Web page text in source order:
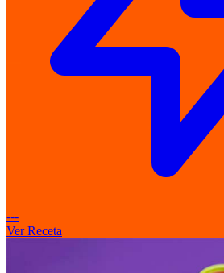
---
Ver Receta